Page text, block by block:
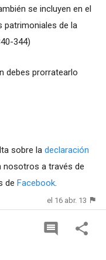
se incluyen en el
patrimoniales de la
344)
debes prorratearlo
sobre la declaración
nosotros a través de
de Facebook.
el 16 abr. 13